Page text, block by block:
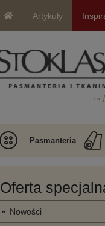
Artykuły
…
Pasmanteria
Oferta
Nowości